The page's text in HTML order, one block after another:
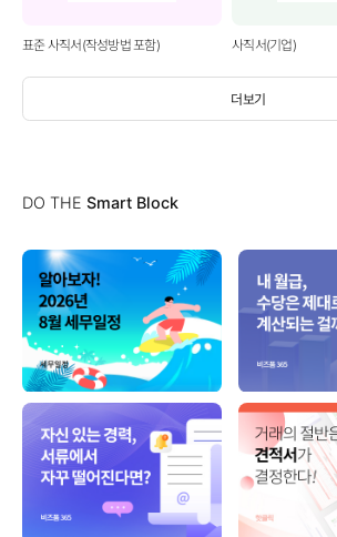
더보기
표준 사직서(작성방법 포함) 사직서(기업)
DO THE Smart Block